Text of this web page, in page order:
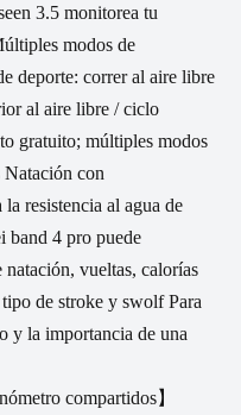
3.5 monitorea tu
modos de
deporte: correr al aire libre
al aire libre / ciclo
gratuito; múltiples modos
Natación con
resistencia al agua de
band 4 pro puede
vueltas, calorías
de stroke y swolf Para
y la importancia de una
compartidos】